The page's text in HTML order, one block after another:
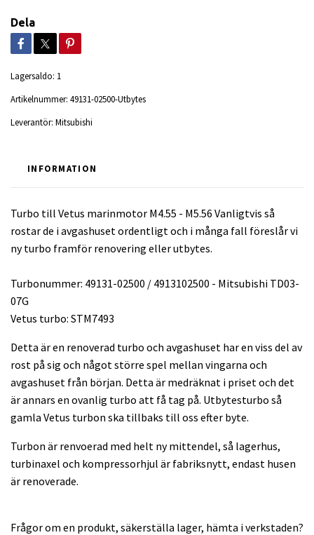
Dela
Lagersaldo: 1
Artikelnummer: 49131-02500-Utbytes
Leverantör: Mitsubishi
INFORMATION
Turbo till Vetus marinmotor M4.55 - M5.56 Vanligtvis så
rostar de i avgashuset ordentligt och i många fall föreslår vi
ny turbo framför renovering eller utbytes.
Turbonummer: 49131-02500 / 4913102500 - Mitsubishi TD03-
07G
Vetus turbo: STM7493
Detta är en renoverad turbo och avgashuset har en viss del av
rost på sig och något större spel mellan vingarna och
avgashuset från början. Detta är medräknat i priset och det
är annars en ovanlig turbo att få tag på. Utbytesturbo så
gamla Vetus turbon ska tillbaks till oss efter byte.
Turbon är renvoerad med helt ny mittendel, så lagerhus,
turbinaxel och kompressorhjul är fabriksnytt, endast husen
är renoverade.
Frågor om en produkt, säkerställa lager, hämta i verkstaden?